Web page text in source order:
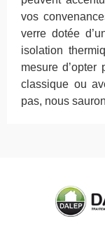
vos
verre dotée
isolation
mesure
classique ou
pas, nous